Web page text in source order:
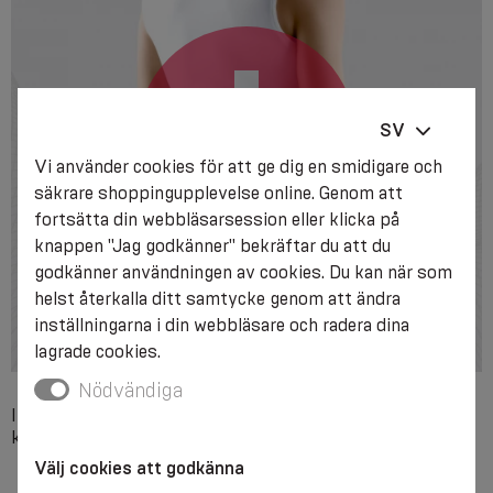
Individuell överkänslighet mot något av produktens
komponentmaterial, svåra lokala hudåkommor.
SV
Vi använder cookies för att ge dig en smidigare och
säkrare shoppingupplevelse online. Genom att
fortsätta din webbläsarsession eller klicka på
knappen "Jag godkänner" bekräftar du att du
godkänner användningen av cookies. Du kan när som
helst återkalla ditt samtycke genom att ändra
inställningarna i din webbläsare och radera dina
lagrade cookies.
Nödvändiga
Välj cookies att godkänna